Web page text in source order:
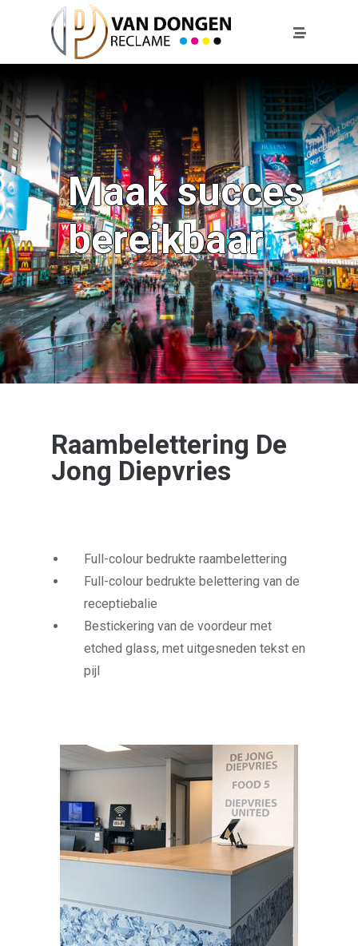
Maak succes
bereikbaar
Raambelettering De
Jong Diepvries
Full-colour bedrukte raambelettering
Full-colour bedrukte belettering van de
receptiebalie
Bestickering van de voordeur met
etched glass, met uitgesneden tekst en
pijl